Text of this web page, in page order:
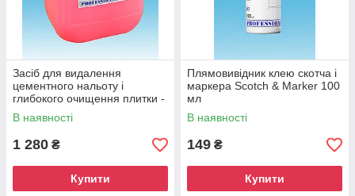
Засіб для видалення
цементного нальоту і
глибокого очищення плитки -
Cement Cleaner 10 л
В наявності
1 280 ₴
Купити
Плямовивідник клею скотча і
маркера Scotch & Marker 100
мл
В наявності
149 ₴
Купити